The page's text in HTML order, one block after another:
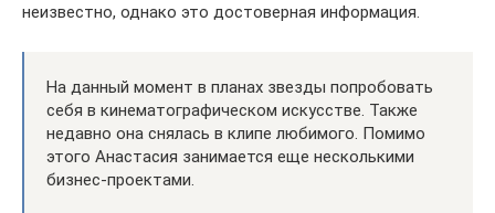
неизвестно, однако это достоверная информация.
На данный момент в планах звезды попробовать
себя в кинематографическом искусстве. Также
недавно она снялась в клипе любимого. Помимо
этого Анастасия занимается еще несколькими
бизнес-проектами.